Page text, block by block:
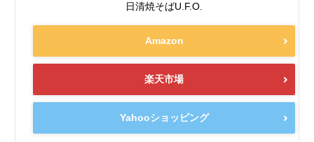
日清焼そばU.F.O.
Amazon
楽天市場
Yahooショッピング